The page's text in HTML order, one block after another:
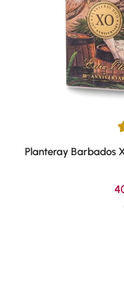
Durchschnittliche
Planteray Barbados